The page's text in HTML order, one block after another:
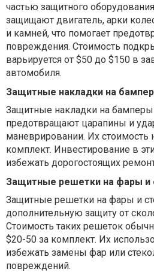
частью защитного
защищают двигатель, арки
и камней, что помогает
повреждения. Стоимость
варьируется от $50 до $150 в
автомобиля.
Защитные накладки на
Защитные накладки на бамперы
предотвращают царапины и
маневрировании. Их стоимость
комплект. Инвестирование в
избежать дорогостоящих
Защитные решетки на фары и
Защитные решетки на фары и
дополнительную защиту от
Стоимость таких решеток
$20-50 за комплект. Их
избежать замены фар или
повреждений.